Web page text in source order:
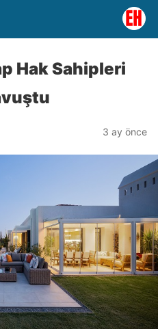
Hak Sahipleri
3 ay önce